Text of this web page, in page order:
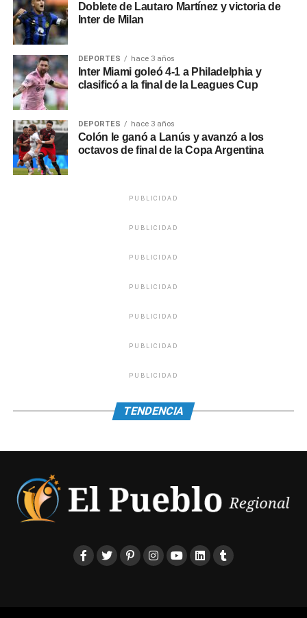
Doblete de Lautaro Martínez y victoria de
Inter de Milan
DEPORTES hace 3 años
Inter Miami goleó 4-1 a Philadelphia y
clasificó a la final de la Leagues Cup
DEPORTES hace 3 años
Colón le ganó a Lanús y avanzó a los
octavos de final de la Copa Argentina
PUBLICIDAD
PUBLICIDAD
PUBLICIDAD
PUBLICIDAD
PUBLICIDAD
PUBLICIDAD
PUBLICIDAD
TENDENCIA